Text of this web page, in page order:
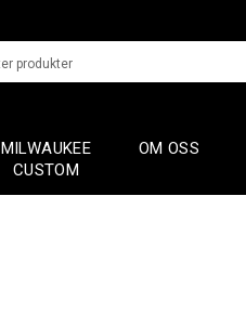
MILWAUKEE
CUSTOM
OM OSS